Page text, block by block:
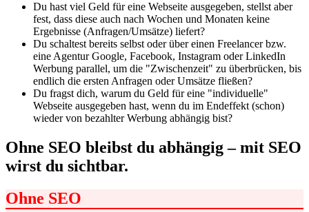
Du hast viel Geld für eine Webseite ausgegeben, stellst aber
fest, dass diese auch nach Wochen und Monaten keine
Ergebnisse (Anfragen/Umsätze) liefert?
Du schaltest bereits selbst oder über einen Freelancer bzw.
eine Agentur Google, Facebook, Instagram oder LinkedIn
Werbung parallel, um die "Zwischenzeit" zu überbrücken, bis
endlich die ersten Anfragen oder Umsätze fließen?
Du fragst dich, warum du Geld für eine "individuelle"
Webseite ausgegeben hast, wenn du im Endeffekt (schon)
wieder von bezahlter Werbung abhängig bist?
Ohne SEO bleibst du abhängig – mit SEO
wirst du sichtbar.
Ohne SEO